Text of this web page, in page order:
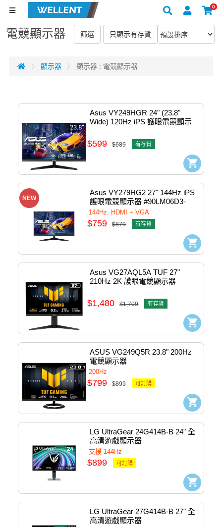
0
電競顯示器
顯示器 顯示器 : 電競顯示器
Asus VY249HGR 24" (23.8"
Wide) 120Hz iPS 護眼電競顯示
$599 $689 有存貨
NEW
Asus VY279HG2 27" 144Hz iPS
護眼電競顯示器 #90LM06D3-
B01921
144Hz, HDMI + VGA
$759 $879 有存貨
Asus VG27AQL5A TUF 27"
210Hz 2K 護眼電競顯示器
$1,480 $1,709 有存貨
ASUS VG249Q5R 23.8" 200Hz
電競顯示器
200Hz
$799 $899 可訂購
LG UltraGear 24G414B-B 24" 全
高清遊戲顯示器
支援 144Hz
$899 可訂購
LG UltraGear 27G414B-B 27" 全
高清遊戲顯示器